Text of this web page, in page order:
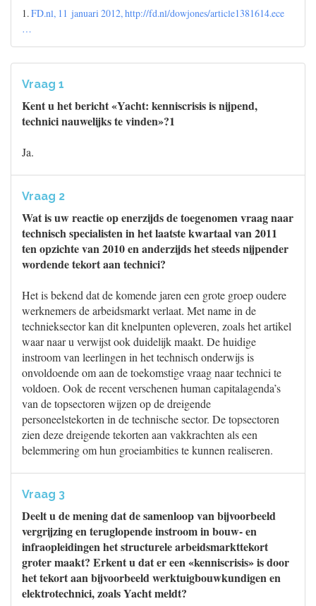
1.FD.nl, 11 januari 2012, http://fd.nl/dowjones/article1381614.ece
…
Vraag 1
Kent u het bericht «Yacht: kenniscrisis is nijpend,
technici nauwelijks te vinden»?1
Ja.
Vraag 2
Wat is uw reactie op enerzijds de toegenomen vraag naar
technisch specialisten in het laatste kwartaal van 2011
ten opzichte van 2010 en anderzijds het steeds nijpender
wordende tekort aan technici?
Het is bekend dat de komende jaren een grote groep oudere
werknemers de arbeidsmarkt verlaat. Met name in de
technieksector kan dit knelpunten opleveren, zoals het artikel
waar naar u verwijst ook duidelijk maakt. De huidige
instroom van leerlingen in het technisch onderwijs is
onvoldoende om aan de toekomstige vraag naar technici te
voldoen. Ook de recent verschenen human capitalagenda’s
van de topsectoren wijzen op de dreigende
personeelstekorten in de technische sector. De topsectoren
zien deze dreigende tekorten aan vakkrachten als een
belemmering om hun groeiambities te kunnen realiseren.
Vraag 3
Deelt u de mening dat de samenloop van bijvoorbeeld
vergrijzing en teruglopende instroom in bouw- en
infraopleidingen het structurele arbeidsmarkttekort
groter maakt? Erkent u dat er een «kenniscrisis» is door
het tekort aan bijvoorbeeld werktuigbouwkundigen en
elektrotechnici, zoals Yacht meldt?